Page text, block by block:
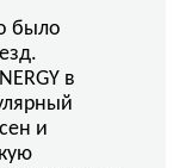
было
в
и